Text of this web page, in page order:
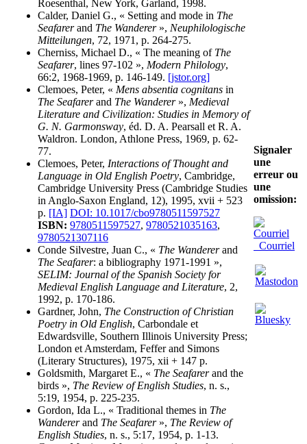
Roesenthal, New York, Garland, 1998.
Calder, Daniel G., « Setting and mode in The
Seafarerand The Wanderer», Neuphilologische
Mitteilungen, 72, 1971, p. 264-275.
Cherniss, Michael D., « The meaning of The
Seafarer, lines 97-102 », Modern Philology,
66:2, 1968-1969, p. 146-149. [jstor.org]
Clemoes, Peter, « Mens absentia cognitans in
The Seafarerand The Wanderer», Medieval
Literature and Civilization: Studies in Memory of
G. N. Garmonsway, éd. D. A. Pearsall et R. A.
Waldron. London, Athlone Press, 1969, p. 62-
77.
Clemoes, Peter, Interactions of Thought and
Language in Old English Poetry, Cambridge,
Cambridge University Press (Cambridge Studies
in Anglo-Saxon England, 12), 1995, xvii + 523
p. [IA] DOI: 10.1017/cbo9780511597527
ISBN: 9780511597527, 9780521035163,
9780521307116
Conde Silvestre, Juan C., « The Wandererand
The Seafarer: a bibliography 1971-1991 »,
SELIM: Journal of the Spanish Society for
Medieval English Language and Literature, 2,
1992, p. 170-186.
Gardner, John, The Construction of Christian
Poetry in Old English, Carbondale et
Edwardsville, Southern Illinois University Press;
London et Amsterdam, Feffer and Simons
(Literary Structures), 1975, xii + 147 p.
Goldsmith, Margaret E., « The Seafarerand the
birds », The Review of English Studies, n. s.,
5:19, 1954, p. 225-235.
Gordon, Ida L., « Traditional themes in The
Wandererand The Seafarer», The Review of
English Studies, n. s., 5:17, 1954, p. 1-13.
Signaler
une
erreur ou
une
omission:
Courriel